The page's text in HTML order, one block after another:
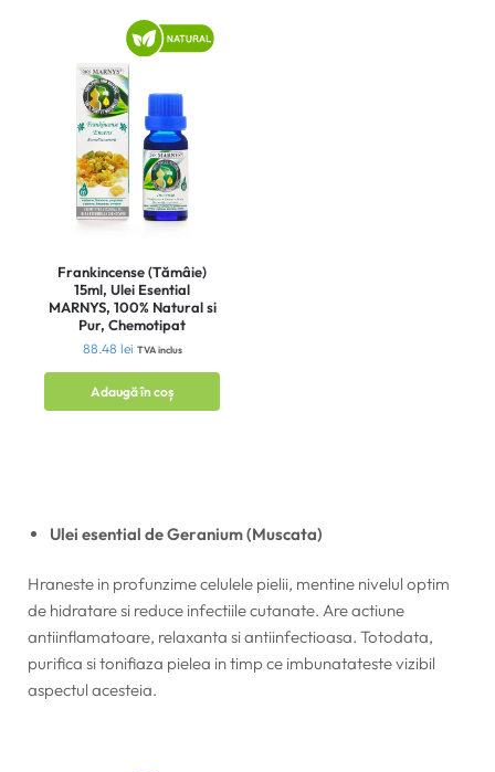
Frankincense (Tămâie)
15ml, Ulei Esential
MARNYS, 100% Natural si
Pur, Chemotipat
88.48 lei TVA inclus
Adaugă în coș
Ulei esential de Geranium (Muscata)
Hraneste in profunzime celulele pielii, mentine nivelul optim
de hidratare si reduce infectiile cutanate. Are actiune
antiinflamatoare, relaxanta si antiinfectioasa. Totodata,
purifica si tonifiaza pielea in timp ce imbunatateste vizibil
aspectul acesteia.